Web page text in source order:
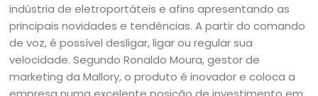
indústria de eletroportáteis e afins apresentando as
principais novidades e tendências. A partir do comando
de voz, é possível desligar, ligar ou regular sua
velocidade. Segundo Ronaldo Moura, gestor de
marketing da Mallory, o produto é inovador e coloca a